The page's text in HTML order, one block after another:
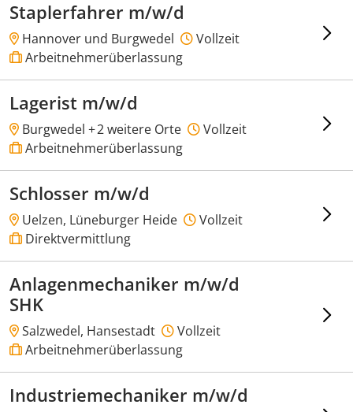
Staplerfahrer m/w/d
Hannover und Burgwedel
Vollzeit
Arbeitnehmerüberlassung
Lagerist m/w/d
Burgwedel +2 weitere Orte
Vollzeit
Arbeitnehmerüberlassung
Schlosser m/w/d
Uelzen, Lüneburger Heide
Vollzeit
Direktvermittlung
Anlagenmechaniker m/w/d
SHK
Salzwedel, Hansestadt
Vollzeit
Arbeitnehmerüberlassung
Industriemechaniker m/w/d